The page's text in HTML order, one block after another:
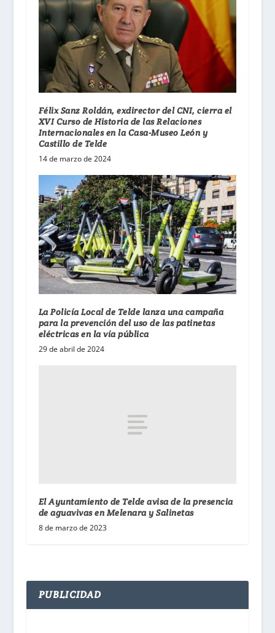
Félix Sanz Roldán, exdirector del CNI, cierra el
XVI Curso de Historia de las Relaciones
Internacionales en la Casa-Museo León y
Castillo de Telde
14 de marzo de 2024
La Policía Local de Telde lanza una campaña
para la prevención del uso de las patinetas
eléctricas en la vía pública
29 de abril de 2024
El Ayuntamiento de Telde avisa de la presencia
de aguavivas en Melenara y Salinetas
8 de marzo de 2023
PUBLICIDAD